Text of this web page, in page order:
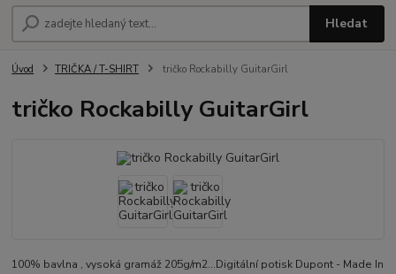
Hledat
Úvod TRIČKA / T-SHIRT tričko Rockabilly GuitarGirl
tričko Rockabilly GuitarGirl
100% bavlna , vysoká gramáž 205g/m2...Digitální potisk Dupont - Made In